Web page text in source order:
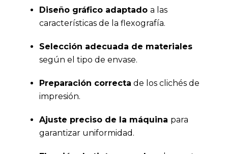
Diseño gráfico adaptadoa las
características de la flexografía.
Selección adecuada de materiales
según el tipo de envase.
Preparación correcta de los clichés de
impresión.
Ajuste preciso de la máquina para
garantizar uniformidad.